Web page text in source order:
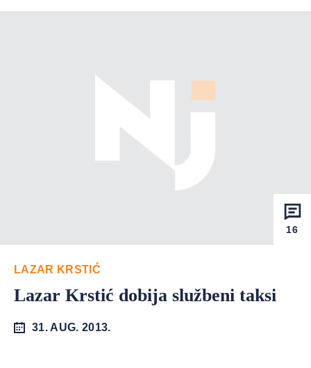
16
LAZAR KRSTIĆ
Lazar Krstić dobija službeni taksi
31. AUG. 2013.